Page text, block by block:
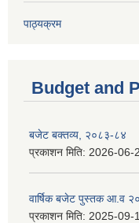
पाठ्यक्रम
Budget and
बजेट बक्तव्य, २०८३-८४
प्रकाशन मिति: 2026-06-
वार्षिक बजेट पुस्तक आ.व
प्रकाशन मिति: 2025-09-